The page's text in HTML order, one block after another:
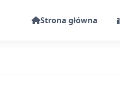
Strona główna